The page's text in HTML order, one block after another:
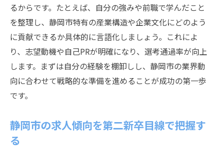
第二新卒の転職理由を前向きに伝えるコツ
静岡市で長く働くための職場選びの考え方
キャリアアップ志向の第二新卒が静岡市で注目
すべき点
キャリアアップを目指す第二新卒の選択肢
第二新卒歓迎求人で成長できる環境の見極
静岡市の企業でスキルを伸ばす方法
るからです。たとえば、自分の強みや前職で学んだこと
を整理し、静岡市特有の産業構造や企業文化にどのよう
に貢献できるか具体的に言語化しましょう。これによ
り、志望動機や自己PRが明確になり、選考通過率が向上
します。まずは自分の経験を棚卸しし、静岡市の業界動
向に合わせて戦略的な準備を進めることが成功の第一歩
です。
静岡市の求人傾向を第二新卒目線で把握す
る